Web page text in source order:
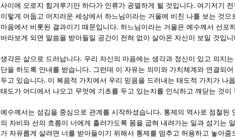
사이에 오로지 힘겨루기만 하다가 인류가 공멸하게 될 것입니다. 여기저기
이렇게 어둡고 어지러운 세상에서 하느님이라는 거울에 비친 나를 보는 것으
마음에서 비롯된 결과이기 때문입니다. 하느님이라는 거울은 예수께서 선포
바라보게 되면 말씀을 받아들일 공간이 전혀 없이 살아온 자신이 보일 것입니
생각은 삶으로 드러납니다. 우리 자신의 마음에는 생각과 정신이 있고 의지
단을 하도록 안내를 받습니다. 그런데 이 자유는 의미와 가치체계와 연결되
두고 있습니다. 이 복음적 가치에서 우리 믿음을 드러내는 태도적 가치가 나
태도가 어디에서 나오고 무엇에 기초를 두고 있는지를 인식하고 깨닫는 것이
예수께서는 섬김을 중심으로 관계를 시작하셨습니다. 통제의 역사로 점철된
의 자비와 선의 흐름이 너에게 흘러가도록 몸을 굽혀 내려가는 일과 섬기는
가 자유롭게 살려면 너를 받아들이기 위해서 통제를 멈추고 허용하고 놓아